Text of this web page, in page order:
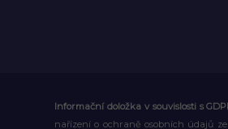
Informační doložka v souvislosti s
nařízení o ochraně osobních údajů